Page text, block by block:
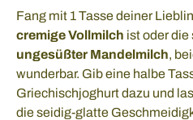
Fang mit 1 Tasse deiner
cremige Vollmilch ist oder die
ungesüßter Mandelmilch,
wunderbar. Gib eine halbe
Griechischjoghurt dazu und
die seidig-glatte